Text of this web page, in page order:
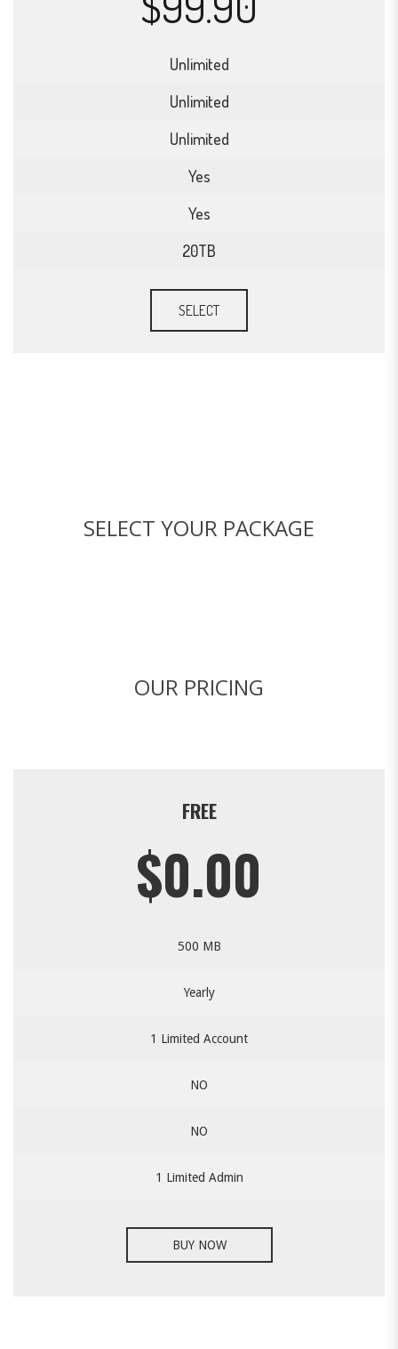
Unlimited
Unlimited
Unlimited
Yes
Yes
20TB
SELECT
SELECT YOUR PACKAGE
OUR PRICING
FREE
$0.00
500 MB
Yearly
1 Limited Account
NO
NO
1 Limited Admin
BUY NOW